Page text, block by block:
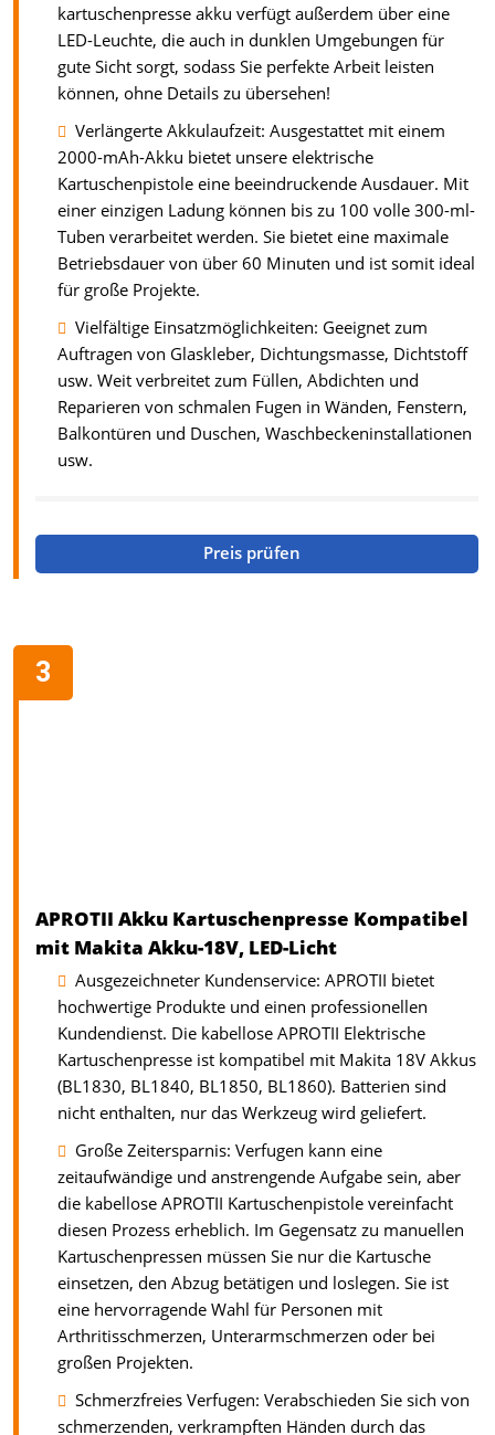
kartuschenpresse akku verfügt außerdem über eine
LED-Leuchte, die auch in dunklen Umgebungen für
gute Sicht sorgt, sodass Sie perfekte Arbeit leisten
können, ohne Details zu übersehen!
Verlängerte Akkulaufzeit: Ausgestattet mit einem
2000-mAh-Akku bietet unsere elektrische
Kartuschenpistole eine beeindruckende Ausdauer. Mit
einer einzigen Ladung können bis zu 100 volle 300-ml-
Tuben verarbeitet werden. Sie bietet eine maximale
Betriebsdauer von über 60 Minuten und ist somit ideal
für große Projekte.
Vielfältige Einsatzmöglichkeiten: Geeignet zum
Auftragen von Glaskleber, Dichtungsmasse, Dichtstoff
usw. Weit verbreitet zum Füllen, Abdichten und
Reparieren von schmalen Fugen in Wänden, Fenstern,
Balkontüren und Duschen, Waschbeckeninstallationen
usw.
Preis prüfen
APROTII Akku Kartuschenpresse Kompatibel
mit Makita Akku-18V, LED-Licht
Ausgezeichneter Kundenservice: APROTII bietet
hochwertige Produkte und einen professionellen
Kundendienst. Die kabellose APROTII Elektrische
Kartuschenpresse ist kompatibel mit Makita 18V Akkus
(BL1830, BL1840, BL1850, BL1860). Batterien sind
nicht enthalten, nur das Werkzeug wird geliefert.
Große Zeitersparnis: Verfugen kann eine
zeitaufwändige und anstrengende Aufgabe sein, aber
die kabellose APROTII Kartuschenpistole vereinfacht
diesen Prozess erheblich. Im Gegensatz zu manuellen
Kartuschenpressen müssen Sie nur die Kartusche
einsetzen, den Abzug betätigen und loslegen. Sie ist
eine hervorragende Wahl für Personen mit
Arthritisschmerzen, Unterarmschmerzen oder bei
großen Projekten.
Schmerzfreies Verfugen: Verabschieden Sie sich von
schmerzenden, verkrampften Händen durch das